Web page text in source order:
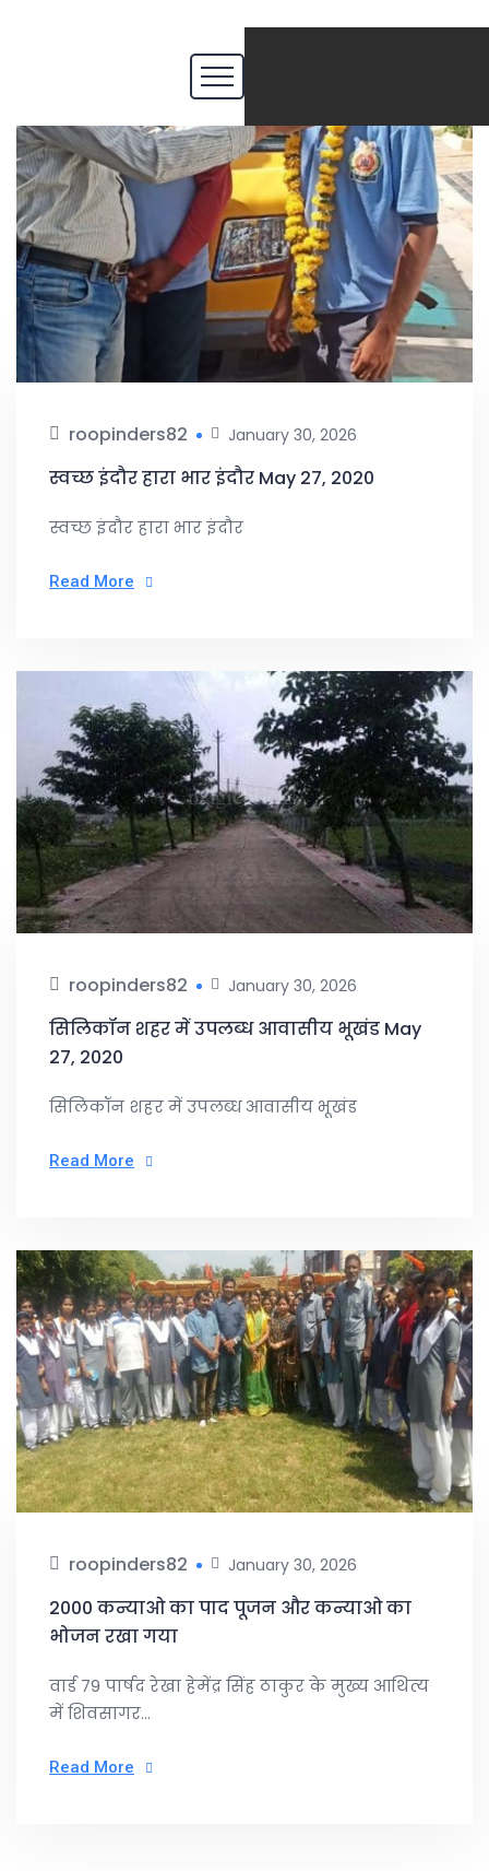
roopinders82 January 30, 2026
स्वच्छ इंदौर हारा भार इंदौर May 27, 2020
स्वच्छ इंदौर हारा भार इंदौर
Read More
roopinders82 January 30, 2026
सिलिकॉन शहर में उपलब्ध आवासीय भूखंड May
27, 2020
सिलिकॉन शहर में उपलब्ध आवासीय भूखंड
Read More
roopinders82 January 30, 2026
2000 कन्याओ का पाद पूजन और कन्याओ का
भोजन रखा गया
वार्ड 79 पार्षद रेखा हेमेंद्र सिंह ठाकुर के मुख्य आथित्य
में शिवसागर...
Read More